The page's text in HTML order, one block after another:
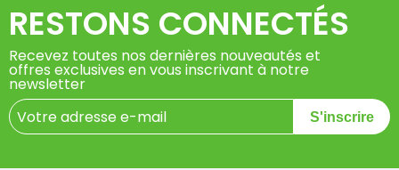
RESTONS CONNECTÉS
Recevez toutes nos dernières nouveautés et
offres exclusives en vous inscrivant à notre
newsletter
S'inscrire